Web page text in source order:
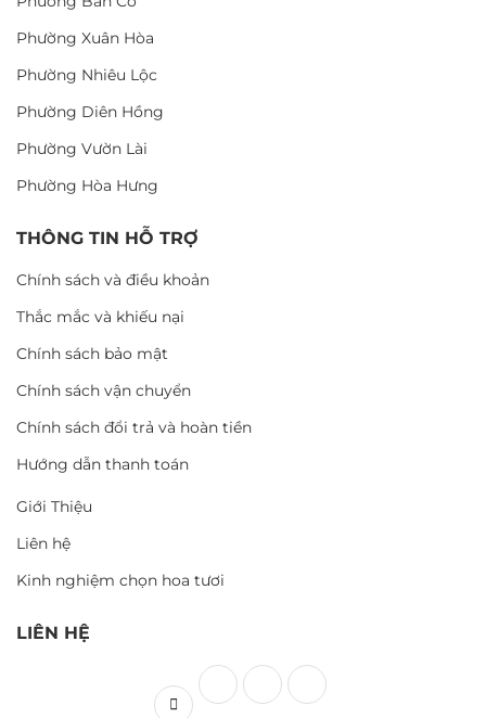
Phường Xuân Hòa
Phường Nhiêu Lộc
Phường Diên Hồng
Phường Vườn Lài
Phường Hòa Hưng
THÔNG TIN HỖ TRỢ
Chính sách và điều khoản
Thắc mắc và khiếu nại
Chính sách bảo mật
Chính sách vận chuyển
Chính sách đổi trả và hoàn tiền
Hướng dẫn thanh toán
Giới Thiệu
Liên hệ
Kinh nghiệm chọn hoa tươi
LIÊN HỆ